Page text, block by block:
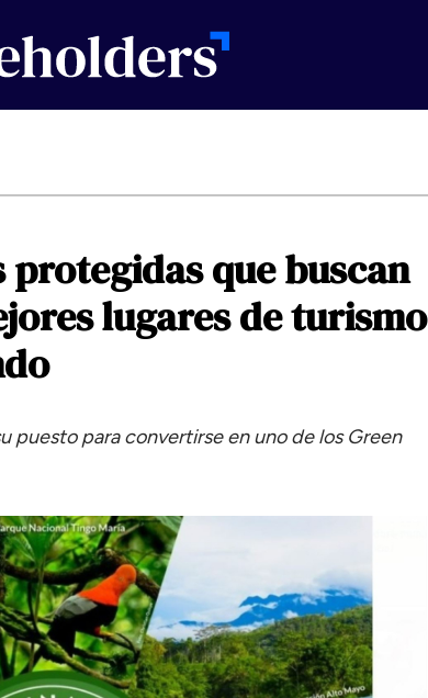
protegidasquebuscan
lugaresdeturismo
puesto para convertirse en uno de los Green